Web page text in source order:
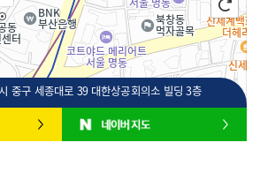
100m
중구 세종대로 39 대한상공회의소 빌딩 3층